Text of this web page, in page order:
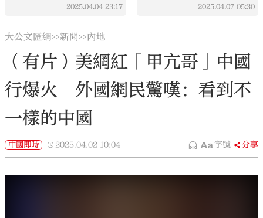
2025.04.04 23:17 2025.04.07 05:30
大公文匯網>>新聞>>內地
（有片）美網紅「甲亢哥」中國
行爆火 外國網民驚嘆：看到不
一樣的中國
中國即時 2025.04.02 10:04 字號 分享